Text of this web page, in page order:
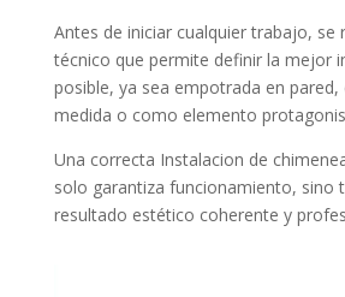
Antes de iniciar cualquier trabajo, se
técnico que permite definir la mejor
posible, ya sea empotrada en pared,
medida o como elemento
Una correcta Instalacion de
solo garantiza funcionamiento, sino
resultado estético coherente y